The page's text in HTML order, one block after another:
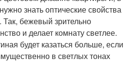
знать оптические свойства
бежевый зрительно
и делает комнату светлее.
будет казаться больше, если
в светлых тонах